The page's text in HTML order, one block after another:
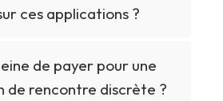
ces applications ?
de payer pour une
de rencontre discrète ?